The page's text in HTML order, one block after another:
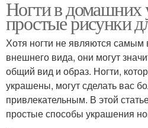
Ногти в домашних
простые рисунки
Хотя ногти не являются
внешнего вида, они могут
общий вид и образ. Ногти,
украшены, могут сделать вас
привлекательным. В этой
простые способы украшения